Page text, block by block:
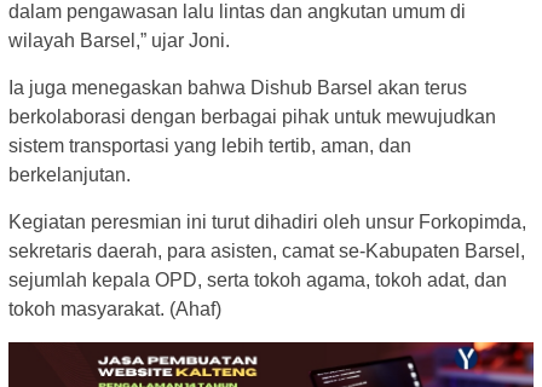
dalam pengawasan lalu lintas dan angkutan umum di
wilayah Barsel,” ujar Joni.
Ia juga menegaskan bahwa Dishub Barsel akan terus
berkolaborasi dengan berbagai pihak untuk mewujudkan
sistem transportasi yang lebih tertib, aman, dan
berkelanjutan.
Kegiatan peresmian ini turut dihadiri oleh unsur Forkopimda,
sekretaris daerah, para asisten, camat se-Kabupaten Barsel,
sejumlah kepala OPD, serta tokoh agama, tokoh adat, dan
tokoh masyarakat. (Ahaf)